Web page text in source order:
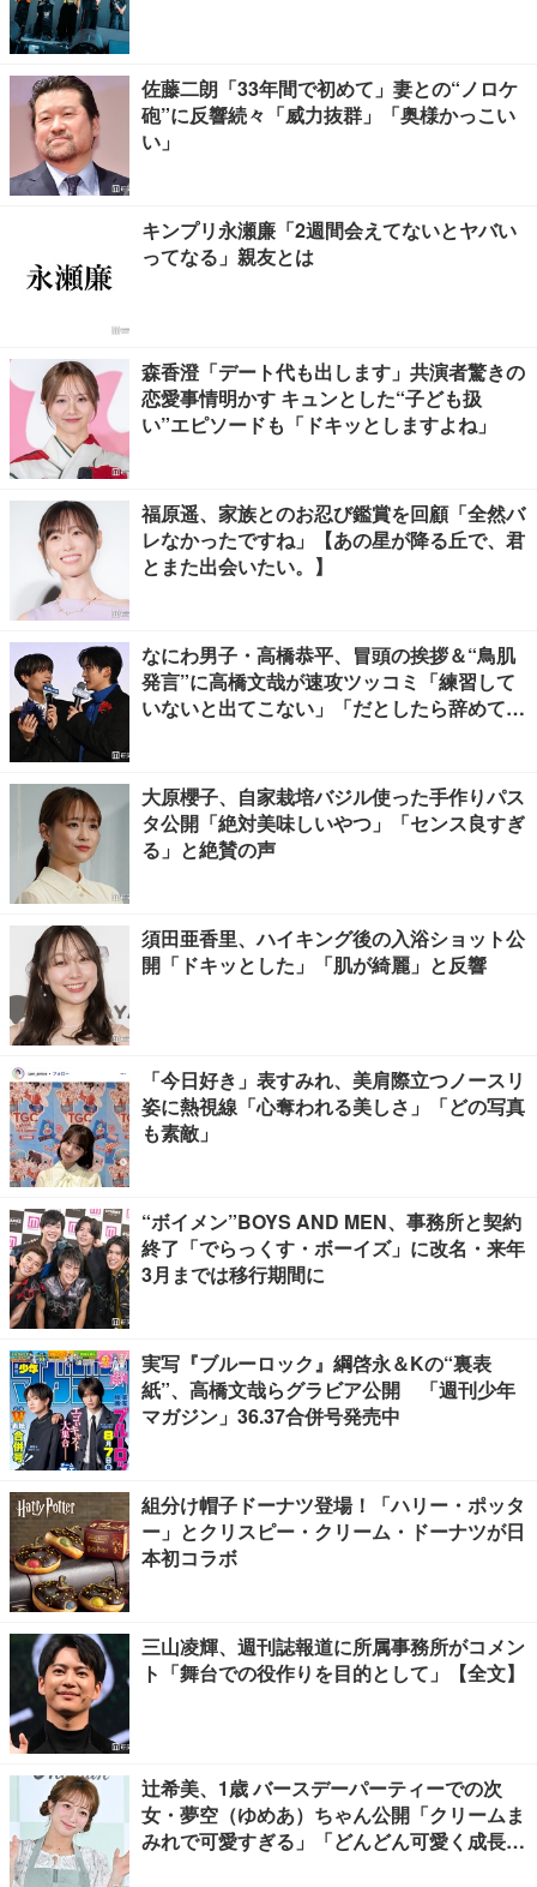
佐藤二朗「33年間で初めて」妻との“ノロケ
砲”に反響続々「威力抜群」「奥様かっこい
い」
キンプリ永瀬廉「2週間会えてないとヤバい
ってなる」親友とは
森香澄「デート代も出します」共演者驚きの
恋愛事情明かす キュンとした“子ども扱
い”エピソードも「ドキッとしますよね」
福原遥、家族とのお忍び鑑賞を回顧「全然バ
レなかったですね」【あの星が降る丘で、君
とまた出会いたい。】
なにわ男子・高橋恭平、冒頭の挨拶＆“鳥肌
発言”に高橋文哉が速攻ツッコミ「練習して
いないと出てこない」「だとしたら辞めてく
大原櫻子、自家栽培バジル使った手作りパス
タ公開「絶対美味しいやつ」「センス良すぎ
る」と絶賛の声
須田亜香里、ハイキング後の入浴ショット公
開「ドキッとした」「肌が綺麗」と反響
「今日好き」表すみれ、美肩際立つノースリ
姿に熱視線「心奪われる美しさ」「どの写真
も素敵」
“ボイメン”BOYS AND MEN、事務所と契約
終了「でらっくす・ボーイズ」に改名・来年
3月までは移行期間に
実写『ブルーロック』綱啓永＆Kの“裏表
紙”、高橋文哉らグラビア公開 「週刊少年
マガジン」36.37合併号発売中
組分け帽子ドーナツ登場！「ハリー・ポッタ
ー」とクリスピー・クリーム・ドーナツが日
本初コラボ
三山凌輝、週刊誌報道に所属事務所がコメン
ト「舞台での役作りを目的として」【全文】
辻希美、1歳 バースデーパーティーでの次
女・夢空（ゆめあ）ちゃん公開「クリームま
みれで可愛すぎる」「どんどん可愛く成長し